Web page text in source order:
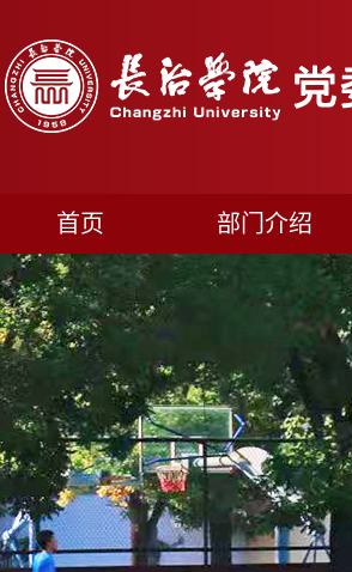
首页 部门介绍